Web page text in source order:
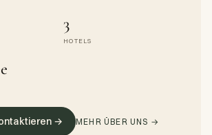
3
HOTELS
→ MEHR ÜBER UNS →